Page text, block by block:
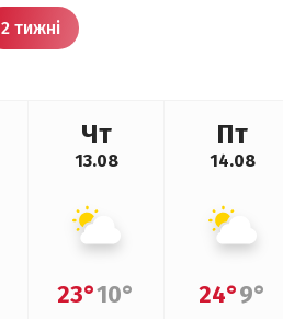
2 тижні
Чт
13.08
23°10°
Пт
14.08
24°9°